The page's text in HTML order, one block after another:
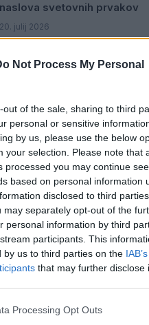
Not Process My Personal
out of the sale, sharing to third
personal or sensitive
by us, please use the below
your selection. Please note that
processed you may continue
based on personal information
disclosed to third
may separately opt-out of the
personal information by third
participants. This
by us to third parties on the
that may further disclose
Processing Opt Outs
naslova svetovnih prvakov
20. julij 2026
Pogačar prevzel pobudo že
Prenovljeno igrišče v
prvi turnir v odbojki na mivki
21. junij 2026
(FOTO in VIDEO) Kolesarski
Šaleški dolini: Začela se je
Sloveniji